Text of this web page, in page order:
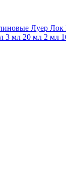
Луер Лок
3 мл 20 мл 2 мл